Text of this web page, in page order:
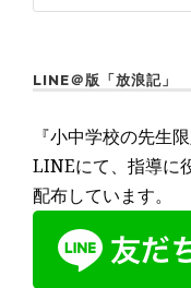
LINE＠版「放浪記」
『小中学校の先生限
LINEにて、指導に
配布しています。